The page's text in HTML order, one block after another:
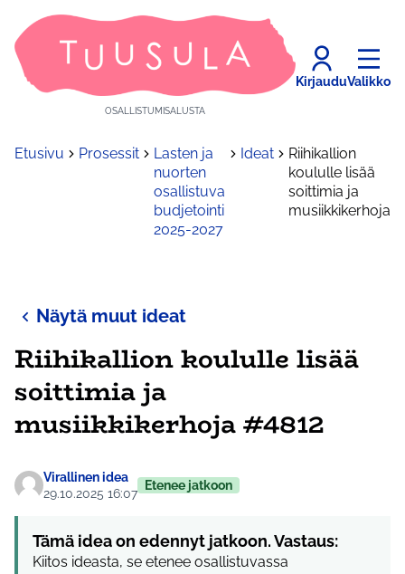
OSALLISTUMISALUSTA
KirjauduValikko
Etusivu Prosessit
Lasten ja
nuorten
osallistuva
budjetointi
2025-2027
Ideat
Riihikallion
koululle lisää
soittimia ja
musiikkikerhoja
Näytä muut ideat
Riihikallion koululle lisää
soittimia ja
musiikkikerhoja #4812
Virallinen idea
29.10.2025 16:07
Etenee jatkoon
Tämä idea on edennyt jatkoon. Vastaus:
Kiitos ideasta, se etenee osallistuvassa